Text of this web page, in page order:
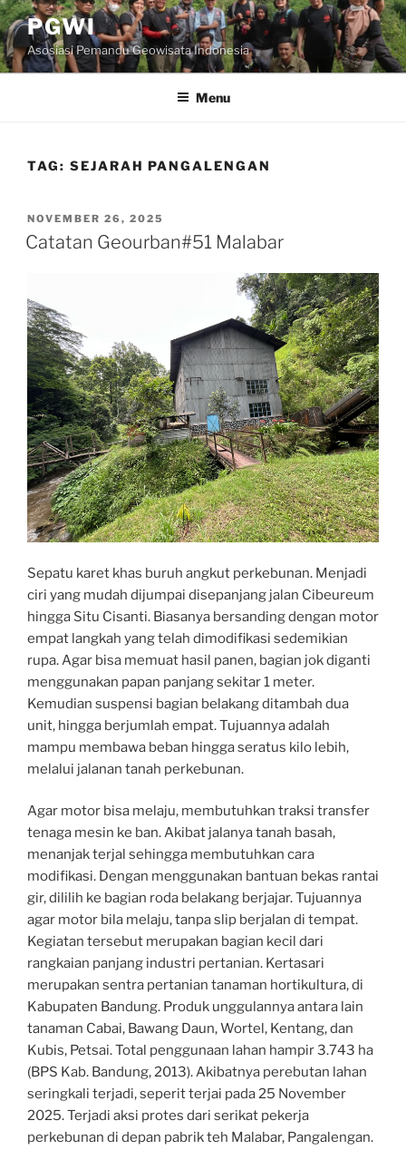
Skip
to
content
PGWI
Asosiasi Pemandu Geowisata Indonesia
Menu
TAG: SEJARAH PANGALENGAN
POSTED
ON
NOVEMBER 26, 2025
Catatan Geourban#51 Malabar
Sepatu karet khas buruh angkut perkebunan. Menjadi
ciri yang mudah dijumpai disepanjang jalan Cibeureum
hingga Situ Cisanti. Biasanya bersanding dengan motor
empat langkah yang telah dimodifikasi sedemikian
rupa. Agar bisa memuat hasil panen, bagian jok diganti
menggunakan papan panjang sekitar 1 meter.
Kemudian suspensi bagian belakang ditambah dua
unit, hingga berjumlah empat. Tujuannya adalah
mampu membawa beban hingga seratus kilo lebih,
melalui jalanan tanah perkebunan.
Agar motor bisa melaju, membutuhkan traksi transfer
tenaga mesin ke ban. Akibat jalanya tanah basah,
menanjak terjal sehingga membutuhkan cara
modifikasi. Dengan menggunakan bantuan bekas rantai
gir, dililih ke bagian roda belakang berjajar. Tujuannya
agar motor bila melaju, tanpa slip berjalan di tempat.
Kegiatan tersebut merupakan bagian kecil dari
rangkaian panjang industri pertanian. Kertasari
merupakan sentra pertanian tanaman hortikultura, di
Kabupaten Bandung. Produk unggulannya antara lain
tanaman Cabai, Bawang Daun, Wortel, Kentang, dan
Kubis, Petsai. Total penggunaan lahan hampir 3.743 ha
(BPS Kab. Bandung, 2013). Akibatnya perebutan lahan
seringkali terjadi, seperit terjai pada 25 November
2025. Terjadi aksi protes dari serikat pekerja
perkebunan di depan pabrik teh Malabar, Pangalengan.